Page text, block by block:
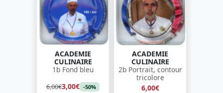
ACADEMIE
CULINAIRE
1b Fond bleu
6,00€3,00€ -50%
ACADEMIE
CULINAIRE
2b Portrait, contour
tricolore
6,00€